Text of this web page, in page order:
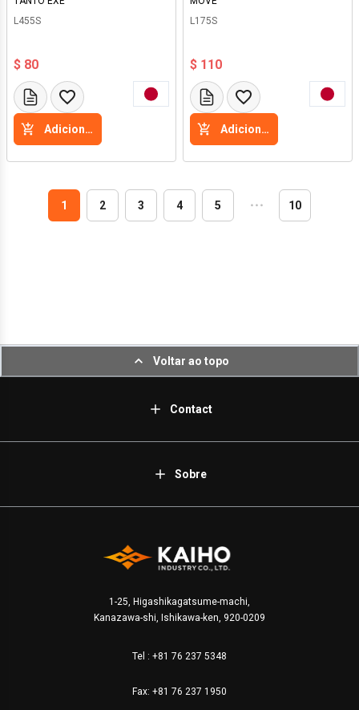
L455S
$ 80
Adicione a cesta
L175S
$ 110
Adicione a cesta
1 2 3 4 5 ・・ 10
Voltar ao topo
Contact
Sobre
1-25, Higashikagatsume-machi,
Kanazawa-shi, Ishikawa-ken, 920-0209
Tel : +81 76 237 5348
Fax: +81 76 237 1950